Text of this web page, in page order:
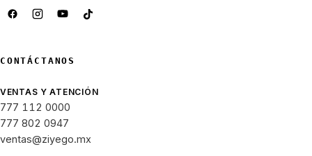
CONTÁCTANOS
VENTAS Y ATENCIÓN
777 112 0000
777 802 0947
ventas@ziyego.mx